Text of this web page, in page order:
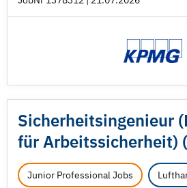
Sicherheitsingenieur
für Arbeitssicherheit)
Junior Professional Jobs